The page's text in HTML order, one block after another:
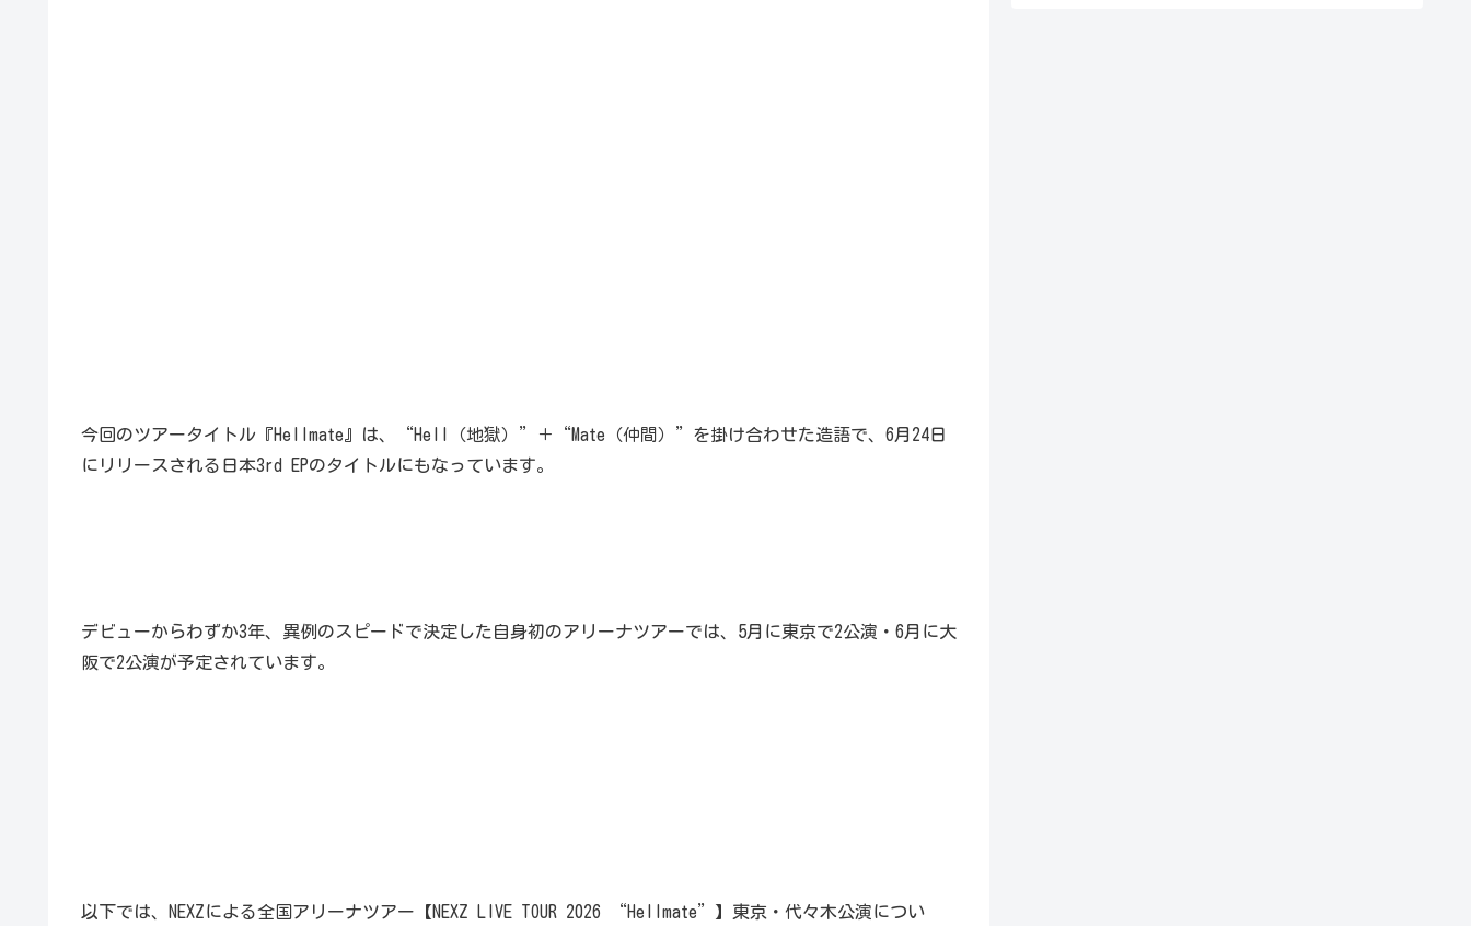
今回のツアータイトル『Hellmate』は、“Hell（地獄）”＋“Mate（仲間）”を掛け合わせた造語で、6月24日
にリリースされる日本3rd EPのタイトルにもなっています。
デビューからわずか3年、異例のスピードで決定した自身初のアリーナツアーでは、5月に東京で2公演・6月に大
阪で2公演が予定されています。
以下では、NEXZによる全国アリーナツアー【NEXZ LIVE TOUR 2026 “Hellmate”】東京・代々木公演につい